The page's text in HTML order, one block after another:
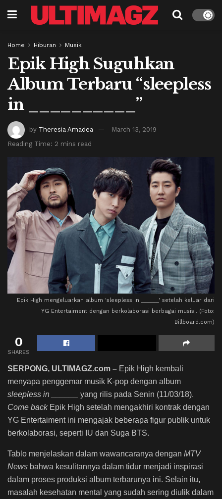
Home Hiburan Musik
Epik High Suguhkan
Album Terbaru “sleepless
in __________”
by Theresia Amadea
March 13, 2019
Reading Time: 2 mins read
Epik High mengeluarkan album 'sleepless in ______' setelah keluar dari
YG Entertaiment dengan berkolaborasi berbagai musisi. (Foto:
Billboard.com)
0
SHARES
SERPONG, ULTIMAGZ.com – Epik High kembali
menyapa penggemar musik K-pop dengan album
sleepless in ______
yang rilis pada Senin (11/03/18).
Come backEpik High setelah mengakhiri kontrak dengan
YG Entertaiment ini mengajak beberapa figur publik untuk
berkolaborasi, seperti IU dan Suga BTS.
Tablo menjelaskan dalam wawancaranya dengan MTV
News bahwa kesulitannya dalam tidur menjadi inspirasi
dalam proses produksi album terbarunya ini. Selain itu,
masalah kesehatan mental yang sudah sering diulik dalam